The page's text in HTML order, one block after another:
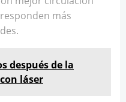
más
después de la
láser